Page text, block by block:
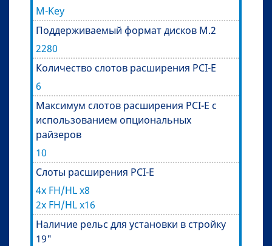
M-Key
Поддерживаемый формат дисков M.2
2280
Количество слотов расширения PCI-E
6
Максимум слотов расширения PCI-E с
использованием опциональных
райзеров
10
Слоты расширения PCI-E
4x FH/HL x8
2x FH/HL x16
Наличие рельс для установки в стройку
19"